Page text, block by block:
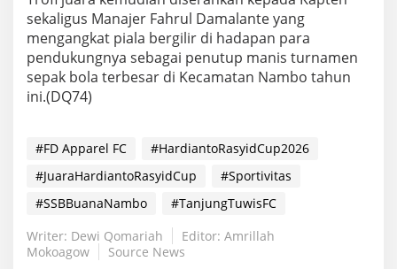
sekaligus Manajer Fahrul Damalante yang
mengangkat piala bergilir di hadapan para
pendukungnya sebagai penutup manis turnamen
sepak bola terbesar di Kecamatan Nambo tahun
ini.(DQ74)
#FD Apparel FC
#HardiantoRasyidCup2026
#JuaraHardiantoRasyidCup
#Sportivitas
#SSBBuanaNambo
#TanjungTuwisFC
Writer: Dewi Qomariah
Editor: Amrillah
Mokoagow
Source News